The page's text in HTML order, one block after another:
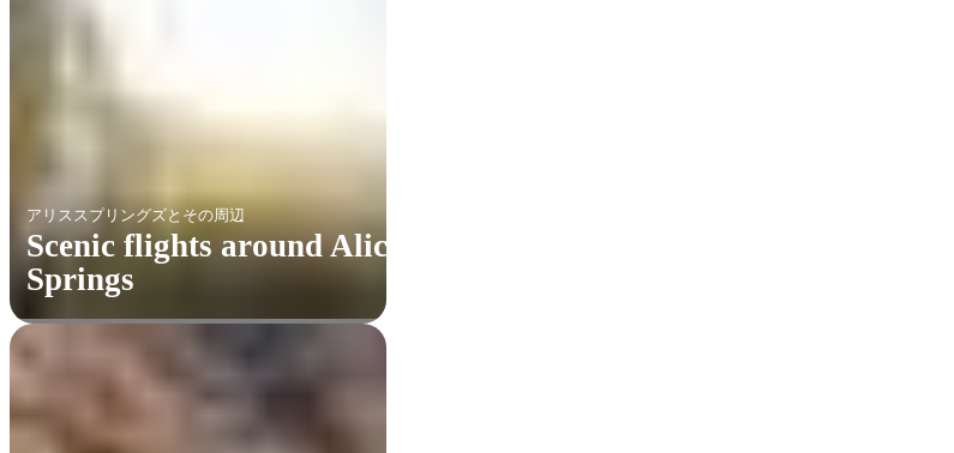
アリススプリングズとその周辺
Scenic flights around Alice
Springs